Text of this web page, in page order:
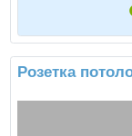
Розетка